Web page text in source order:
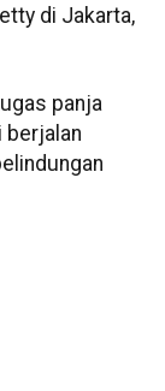
di Jakarta,
panja
berjalan